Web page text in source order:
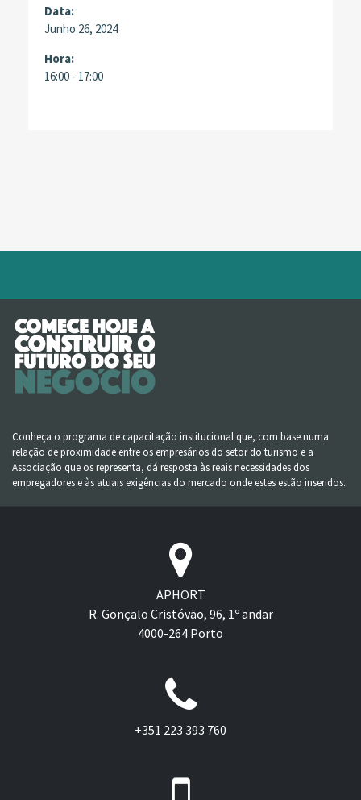
Data:
Junho 26, 2024
Hora:
16:00 - 17:00
Conheça o programa de capacitação institucional que, com base numa
relação de proximidade entre os empresários do setor do turismo e a
Associação que os representa, dá resposta às reais necessidades dos
empregadores e às atuais exigências do mercado onde estes estão inseridos.
APHORT
R. Gonçalo Cristóvão, 96, 1º andar
4000-264 Porto
+351 223 393 760